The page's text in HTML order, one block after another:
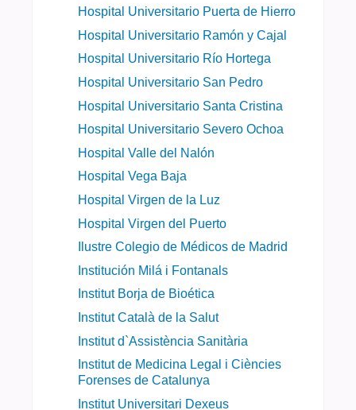
Hospital Universitario Puerta de Hierro
Hospital Universitario Ramón y Cajal
Hospital Universitario Río Hortega
Hospital Universitario San Pedro
Hospital Universitario Santa Cristina
Hospital Universitario Severo Ochoa
Hospital Valle del Nalón
Hospital Vega Baja
Hospital Virgen de la Luz
Hospital Virgen del Puerto
Ilustre Colegio de Médicos de Madrid
Institución Milá i Fontanals
Institut Borja de Bioética
Institut Català de la Salut
Institut d`Assistència Sanitària
Institut de Medicina Legal i Ciències
Forenses de Catalunya
Institut Universitari Dexeus